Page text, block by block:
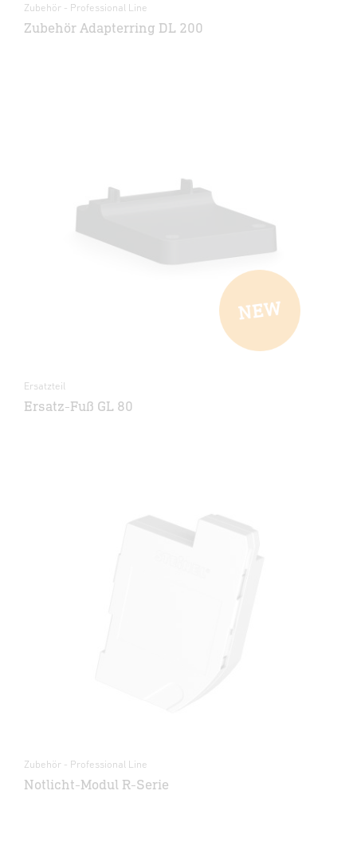
Zubehör - Professional Line
Zubehör Adapterring DL 200
Ersatzteil
Ersatz-Fuß GL 80
Zubehör - Professional Line
Notlicht-Modul R-Serie